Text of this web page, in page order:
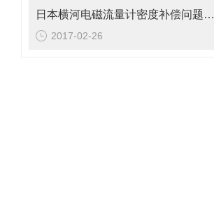
日本横河电磁流量计密度补偿问题分析
2017-02-26